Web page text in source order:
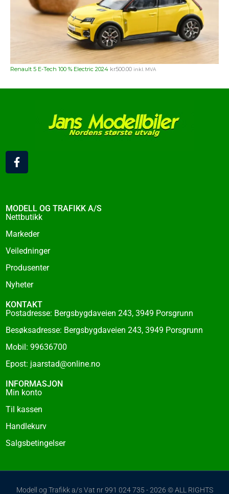
Renault 5 E-Tech 100 % Electric 2024 kr500.00 inkl. MVA
F
a
c
o
o
-
f
MODELL OG TRAFIKK A/S
Nettbutikk
Markeder
Veiledninger
Produsenter
Nyheter
KONTAKT
Postadresse: Bergsbygdaveien 243, 3949 Porsgrunn
Besøksadresse: Bergsbygdaveien 243, 3949 Porsgrunn
Mobil: 99636700
Epost: jaarstad@online.no
INFORMASJON
Min konto
Til kassen
Handlekurv
Salgsbetingelser
Modell og Trafikk a/s Vat nr 991 024 735 - 2026 © ALL RIGHTS